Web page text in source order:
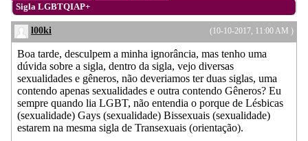
Sigla LGBTQIAP+
(10-10-2017, 11:00 AM )
l00ki
Boa tarde, desculpem a minha ignorância, mas tenho uma
dúvida sobre a sigla, dentro da sigla, vejo diversas
sexualidades e gêneros, não deveriamos ter duas siglas, uma
contendo apenas sexualidades e outra contendo Gêneros? Eu
sempre quando lia LGBT, não entendia o porque de Lésbicas
(sexualidade) Gays (sexualidade) Bissexuais (sexualidade)
estarem na mesma sigla de Transexuais (orientação).